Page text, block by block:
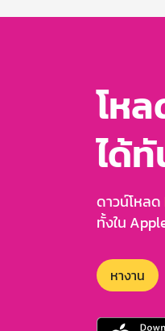
โห
ได้
ดาวน์โหลด
ทั้งใน
หางาน